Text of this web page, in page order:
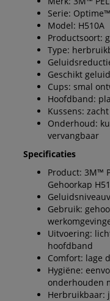
Serie:
Model: H510A
Productsoort:
Type:
Geschikt
Cups: smal
Hoofdband:
Kussens:
Onderhoud:
vervangbaar
Specificaties
Product: 3M™
Gehoorkap
Gebruik:
Uitvoering:
hoofdband
Comfort: lage
Hygiëne:
onderhouden
Herbruikbaar: